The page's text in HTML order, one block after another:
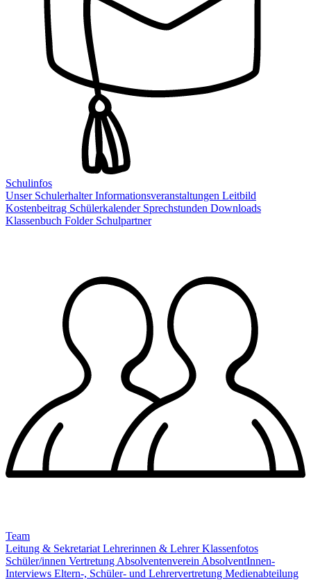
Schulinfos
Unser SchulerhalterInformationsveranstaltungen Leitbild
Kostenbeitrag Schülerkalender Sprechstunden Downloads
Klassenbuch Folder Schulpartner
Team
Leitung & Sekretariat Lehrerinnen & LehrerKlassenfotos
Schüler/innen Vertretung Absolventenverein AbsolventInnen-
Interviews Eltern-, Schüler- und Lehrervertretung Medienabteilung